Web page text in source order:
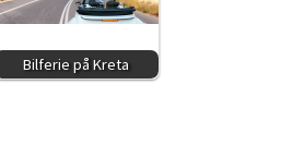
Bilferie på Kreta